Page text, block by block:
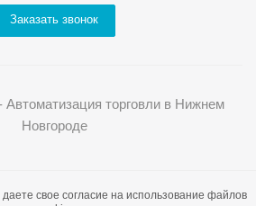
Заказать звонок
торговли в Нижнем
Новгороде
свое согласие на использование файлов